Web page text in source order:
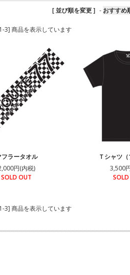
[ 並び順を変更 ] - おすすめ
3] 商品を表示しています
フラータオル
円(内税)
SOLD OUT
Ｔシャツ（
3,500
3] 商品を表示しています